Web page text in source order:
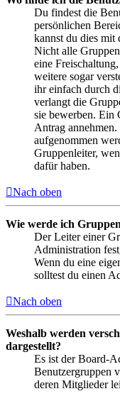
Du findest die
persönlichen
kannst du dies mit
Nicht alle
eine
weitere sogar
ihr einfach durch
verlangt die
sie bewerben. Ein
Antrag
aufgenommen
Gruppenleiter,
dafür haben.
Nach oben
Wie werde ich
Der Leiter einer
Administration
Wenn du eine
solltest du einen
Nach oben
Weshalb werden
dargestellt?
Es ist der Board-
Benutzergruppen
deren Mitglieder